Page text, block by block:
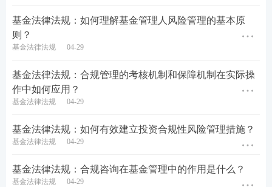
基金法律法规：如何理解基金管理人风险管理的基本原
则？
基金法律法规 04-29
基金法律法规：合规管理的考核机制和保障机制在实际操
作中如何应用？
基金法律法规 04-29
基金法律法规：如何有效建立投资合规性风险管理措施？
基金法律法规 04-29
基金法律法规：合规咨询在基金管理中的作用是什么？
基金法律法规 04-29